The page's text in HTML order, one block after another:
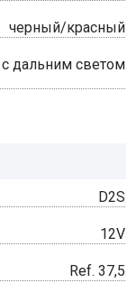
черный/красный
с дальним светом
D2S
12V
Ref. 37,5